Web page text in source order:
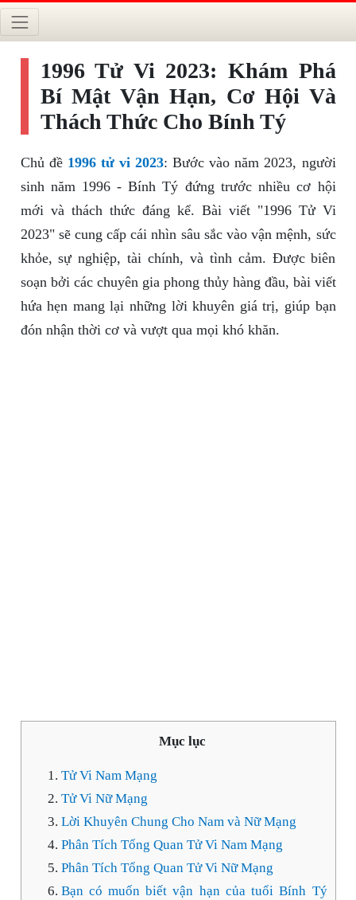
1996 Tử Vi 2023: Khám Phá
Bí Mật Vận Hạn, Cơ Hội Và
Thách Thức Cho Bính Tý
Chủ đề 1996 tử vi 2023: Bước vào năm 2023, người
sinh năm 1996 - Bính Tý đứng trước nhiều cơ hội
mới và thách thức đáng kể. Bài viết "1996 Tử Vi
2023" sẽ cung cấp cái nhìn sâu sắc vào vận mệnh, sức
khỏe, sự nghiệp, tài chính, và tình cảm. Được biên
soạn bởi các chuyên gia phong thủy hàng đầu, bài viết
hứa hẹn mang lại những lời khuyên giá trị, giúp bạn
đón nhận thời cơ và vượt qua mọi khó khăn.
Mục lục
Tử Vi Nam Mạng
Tử Vi Nữ Mạng
Lời Khuyên Chung Cho Nam và Nữ Mạng
Phân Tích Tổng Quan Tử Vi Nam Mạng
Phân Tích Tổng Quan Tử Vi Nữ Mạng
Bạn có muốn biết vận hạn của tuổi Bính Tý